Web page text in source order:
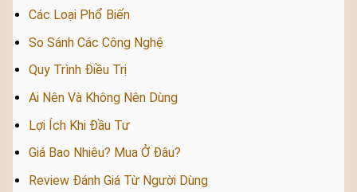
Các Loại Phổ Biến
So Sánh Các Công Nghệ
Quy Trình Điều Trị
Ai Nên Và Không Nên Dùng
Lợi Ích Khi Đầu Tư
Giá Bao Nhiêu? Mua Ở Đâu?
Review Đánh Giá Từ Người Dùng